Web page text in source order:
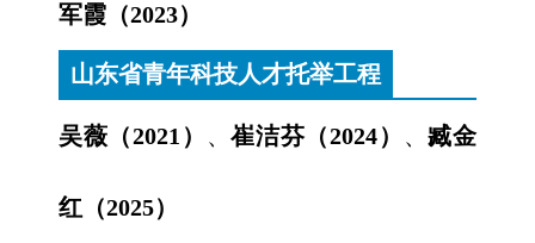
军霞（2023）
山东省青年科技人才托举工程
吴薇（2021） 、崔洁芬（2024） 、臧金
红（2025）